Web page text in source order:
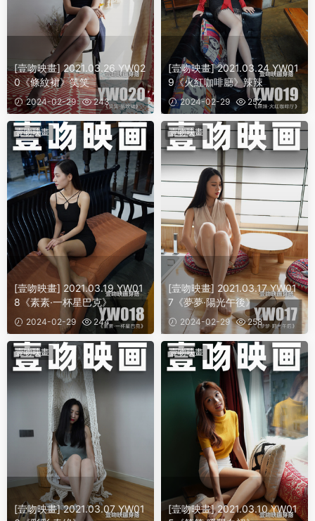
[壹吻映畫] 2021.03.26 YW02
0《條紋裙》笑笑
2024-02-29 243
[壹吻映畫] 2021.03.24 YW01
9《火紅咖啡廳》辣辣
2024-02-29 252
壹吻映畫
[壹吻映畫] 2021.03.19 YW01
8《素素·一杯星巴克》
2024-02-29 244
壹吻映畫
[壹吻映畫] 2021.03.17 YW01
7《夢夢·陽光午後》
2024-02-29 258
壹吻映畫
[壹吻映畫] 2021.03.07 YW01
壹吻映畫
[壹吻映畫] 2021.03.10 YW01